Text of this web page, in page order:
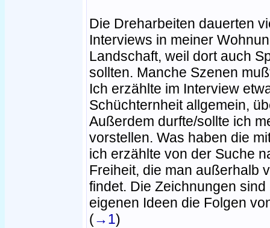
Die Dreharbeiten dauerten
Interviews in meiner
Landschaft, weil dort auch
sollten. Manche Szenen
Ich erzählte im Interview
Schüchternheit allgemein,
Außerdem durfte/sollte ich
vorstellen. Was haben die
ich erzählte von der Suche
Freiheit, die man außerhalb
findet. Die Zeichnungen
eigenen Ideen die Folgen
(→1)